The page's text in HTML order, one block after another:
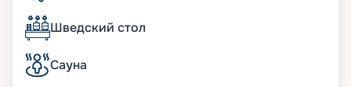
Шведский стол
Сауна